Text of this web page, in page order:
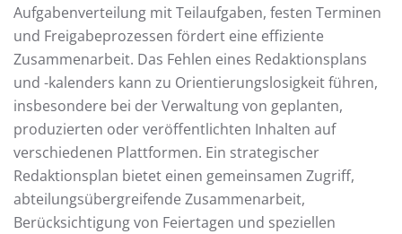
Aufgabenverteilung mit Teilaufgaben, festen Terminen
und Freigabeprozessen fördert eine effiziente
Zusammenarbeit. Das Fehlen eines Redaktionsplans
und -kalenders kann zu Orientierungslosigkeit führen,
insbesondere bei der Verwaltung von geplanten,
produzierten oder veröffentlichten Inhalten auf
verschiedenen Plattformen. Ein strategischer
Redaktionsplan bietet einen gemeinsamen Zugriff,
abteilungsübergreifende Zusammenarbeit,
Berücksichtigung von Feiertagen und speziellen